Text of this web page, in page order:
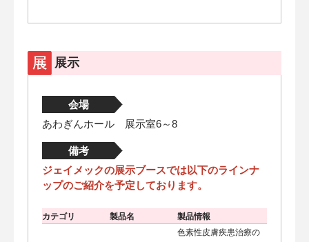
展示
会場
あわぎんホール 展示室6～8
備考
ジェイメックの展示ブースでは以下のラインナ
ップのご紹介​を予定しております。
カテゴリ 製品名 製品情報
色素性皮膚疾患治療の